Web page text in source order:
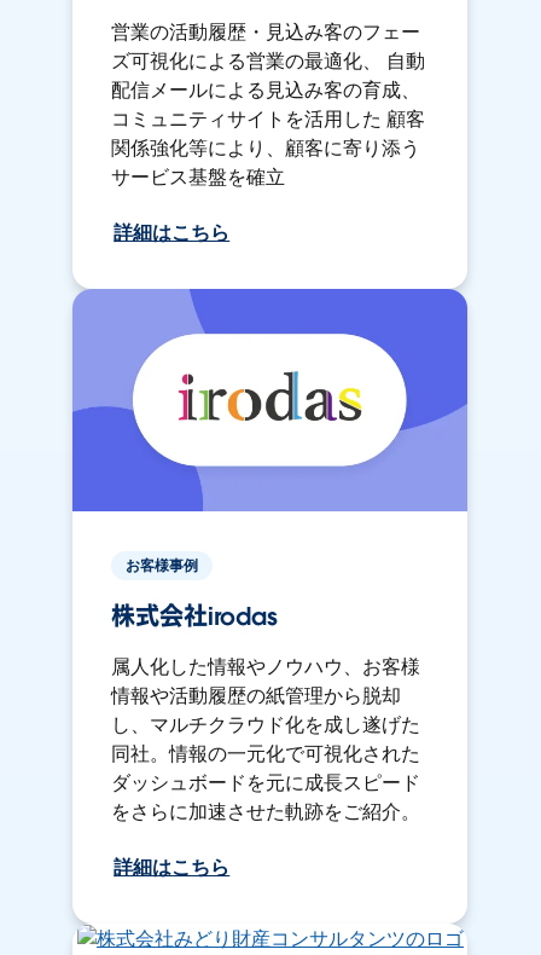
営業の活動履歴・見込み客のフェー
ズ可視化による営業の最適化、 自動
配信メールによる見込み客の育成、
コミュニティサイトを活用した 顧客
関係強化等により、顧客に寄り添う
サービス基盤を確立
詳細はこちら
お客様事例
株式会社irodas
属人化した情報やノウハウ、お客様
情報や活動履歴の紙管理から脱却
し、マルチクラウド化を成し遂げた
同社。情報の一元化で可視化された
ダッシュボードを元に成長スピード
をさらに加速させた軌跡をご紹介。
詳細はこちら